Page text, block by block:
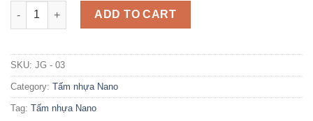
Tấm Nhựa Nano JG - 03 quantity
ADD TO CART
SKU: JG - 03
Category: Tấm nhựa Nano
Tag: Tấm nhựa Nano